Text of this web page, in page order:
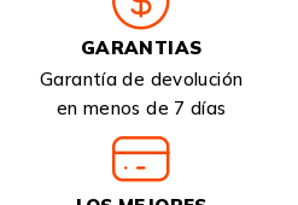
GARANTIAS
Garantía de devolución
en menos de 7 días